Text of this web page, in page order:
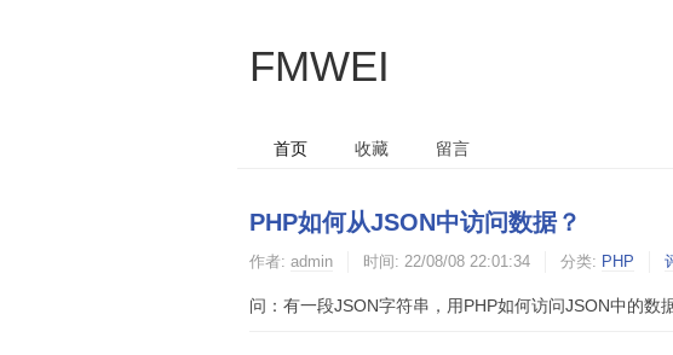
FMWEI
首页 收藏 留言
PHP如何从JSON中访问数据？
作者: admin 时间: 22/08/08 22:01:34 分类: PHP
问：有一段JSON字符串，用PHP如何访问JSON中的数